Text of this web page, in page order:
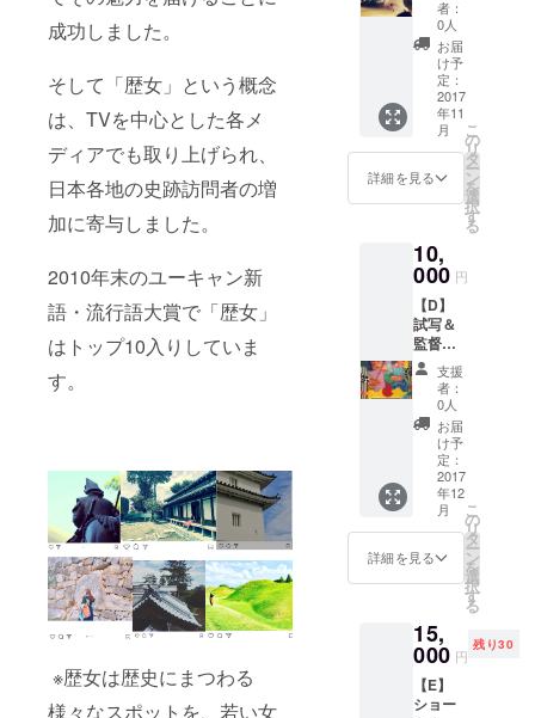
成功しました。
そして「歴女」という概念
は、TVを中心とした各メ
ディアでも取り上げられ、
日本各地の史跡訪問者の増
加に寄与しました。
2010年末のユーキャン新
語・流行語大賞で「歴女」
はトップ10入りしていま
す。
※歴女は歴史にまつわる
様々なスポットを、若い女
かせく
ださ
い！ ＋
【A】エ
ンド
ロール
出演権
ラ出演
＆制作
現場を
体験！
権 エ
キスト
ラ出演
いただ
く撮影
日程は
下記に
す。 日
程①：
11月18
日
（土）
日程
②：11
月26日
（日）
ご希望
の日程
（①か
②）を
お知ら
せくだ
さい。
※エキス
ない場
合、見
学また
は撮影
スタッ
者：
0人
お届
け予
定：
2017
年11
月
詳細を見る
こ
の
リ
タ
ー
ン
を
選
択
す
る
10,
000 円
【D】
試写＆
監督
トーク
イベン
ト参加
権 ＠
渋谷 渋
谷区内
にて渋
谷聖地
ムー
ビーの
試写＆
監督と
キャス
るトー
クイベ
ントに
参加で
きる権
支援
者：
0人
お届
け予
定：
2017
年12
月
詳細を見る
こ
の
リ
タ
ー
ン
を
選
択
す
る
15,
000 円
残り30
【E】
ショー